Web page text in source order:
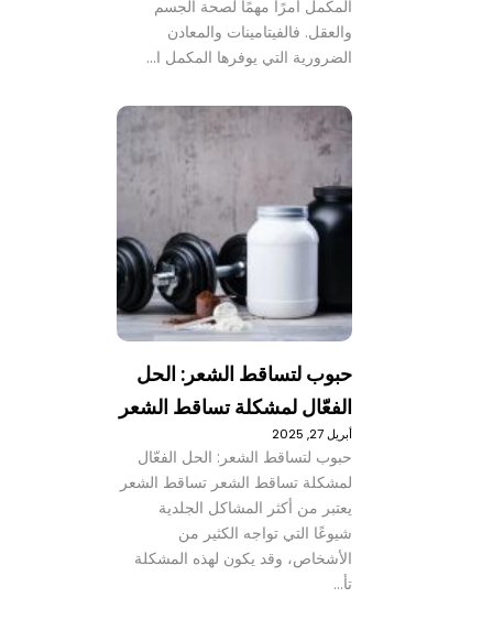
المكمل أمرًا مهمًا لصحة الجسم
والعقل. فالفيتامينات والمعادن
الضرورية التي يوفرها المكمل ا…
حبوب لتساقط الشعر: الحل
الفعّال لمشكلة تساقط الشعر
أبريل 27, 2025
حبوب لتساقط الشعر: الحل الفعّال
لمشكلة تساقط الشعر تساقط الشعر
يعتبر من أكثر المشاكل الجلدية
شيوعًا التي تواجه الكثير من
الأشخاص، وقد يكون لهذه المشكلة
تأ…